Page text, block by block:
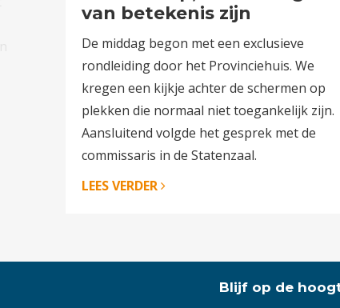
van betekenis zijn
De middag begon met een exclusieve
rondleiding door het Provinciehuis. We
kregen een kijkje achter de schermen op
plekken die normaal niet toegankelijk zijn.
Aansluitend volgde het gesprek met de
commissaris in de Statenzaal.
LEES VERDER
Blijf op de